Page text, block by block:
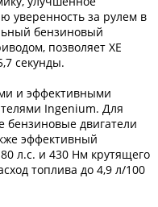
уверенность за рулем в
бензиновый
позволяет XE
секунды.
и эффективными
Ingenium. Для
бензиновые двигатели
эффективный
л.с. и 430 Нм крутящего
топлива до 4,9 л/100